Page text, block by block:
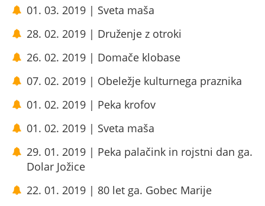
01. 03. 2019 | Sveta maša
28. 02. 2019 | Druženje z otroki
26. 02. 2019 | Domače klobase
07. 02. 2019 | Obeležje kulturnega praznika
01. 02. 2019 | Peka krofov
01. 02. 2019 | Sveta maša
29. 01. 2019 | Peka palačink in rojstni dan ga.
Dolar Jožice
22. 01. 2019 | 80 let ga. Gobec Marije